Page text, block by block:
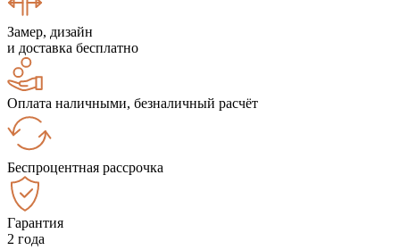
Замер, дизайн
и доставка бесплатно
Оплата наличными, безналичный расчёт
Беспроцентная рассрочка
Гарантия
2 года